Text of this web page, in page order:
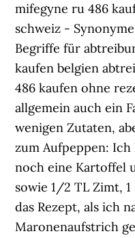
mifegyne ru 486
schweiz -
Begriffe für
kaufen belgien
486 kaufen ohne
allgemein auch ein
wenigen Zutaten,
zum Aufpeppen: Ich
noch eine Kartoffel
sowie 1/2 TL Zimt, 1
das Rezept, als ich
Maronenaufstrich